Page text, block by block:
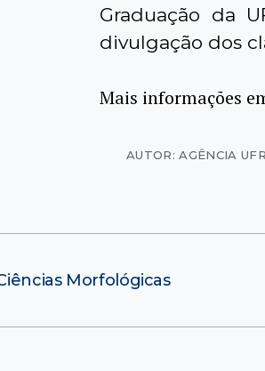
Graduação da
divulgação dos
Mais informações
AUTOR: AGÊNCIA
Morfológicas